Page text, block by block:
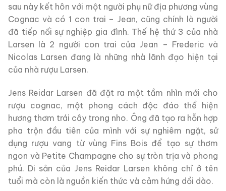
sau này kết hôn với một người phụ nữ địa phương vùng
Cognac và có 1 con trai – Jean, cũng chính là người
đã tiếp nối sự nghiệp gia đình. Thế hệ thứ 3 của nhà
Larsen là 2 người con trai của Jean – Frederic và
Nicolas Larsen đang là những nhà lãnh đạo hiện tại
của nhà rượu Larsen.
Jens Reidar Larsen đã đặt ra một tầm nhìn mới cho
rượu cognac, một phong cách độc đáo thể hiện
hương thơm trái cây trong nho. Ông đã tạo ra hỗn hợp
pha trộn đầu tiên của mình với sự nghiêm ngặt, sử
dụng rượu vang từ vùng Fins Bois để tạo sự thơm
ngon và Petite Champagne cho sự tròn trịa và phong
phú. Di sản của Jens Reidar Larsen không chỉ ở tên
tuổi mà còn là nguồn kiến ​​thức và cảm hứng dồi dào.